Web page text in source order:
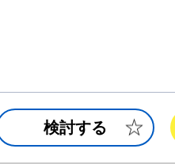
検討する